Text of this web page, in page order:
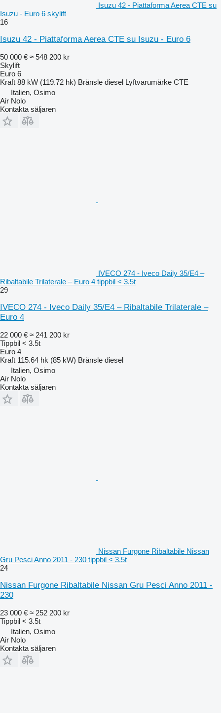
Isuzu 42 - Piattaforma Aerea CTE su
Isuzu - Euro 6 skylift
16
Isuzu 42 - Piattaforma Aerea CTE su Isuzu - Euro 6
50 000 € ≈ 548 200 kr
Skylift
Euro 6
Kraft 88 kW (119.72 hk) Bränsle diesel Lyftvarumärke CTE
Italien, Osimo
Air Nolo
Kontakta säljaren
IVECO 274 - Iveco Daily 35/E4 –
Ribaltabile Trilaterale – Euro 4 tippbil < 3.5t
29
IVECO 274 - Iveco Daily 35/E4 – Ribaltabile Trilaterale –
Euro 4
22 000 € ≈ 241 200 kr
Tippbil < 3.5t
Euro 4
Kraft 115.64 hk (85 kW) Bränsle diesel
Italien, Osimo
Air Nolo
Kontakta säljaren
Nissan Furgone Ribaltabile Nissan
Gru Pesci Anno 2011 - 230 tippbil < 3.5t
24
Nissan Furgone Ribaltabile Nissan Gru Pesci Anno 2011 -
230
23 000 € ≈ 252 200 kr
Tippbil < 3.5t
Italien, Osimo
Air Nolo
Kontakta säljaren